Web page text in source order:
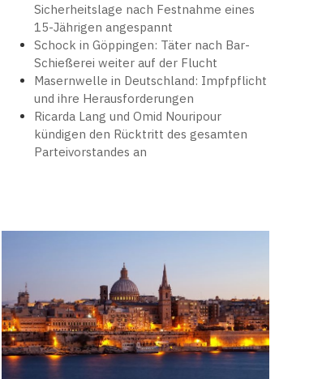
Sicherheitslage nach Festnahme eines
15-Jährigen angespannt
Schock in Göppingen: Täter nach Bar-
Schießerei weiter auf der Flucht
Masernwelle in Deutschland: Impfpflicht
und ihre Herausforderungen
Ricarda Lang und Omid Nouripour
kündigen den Rücktritt des gesamten
Parteivorstandes an